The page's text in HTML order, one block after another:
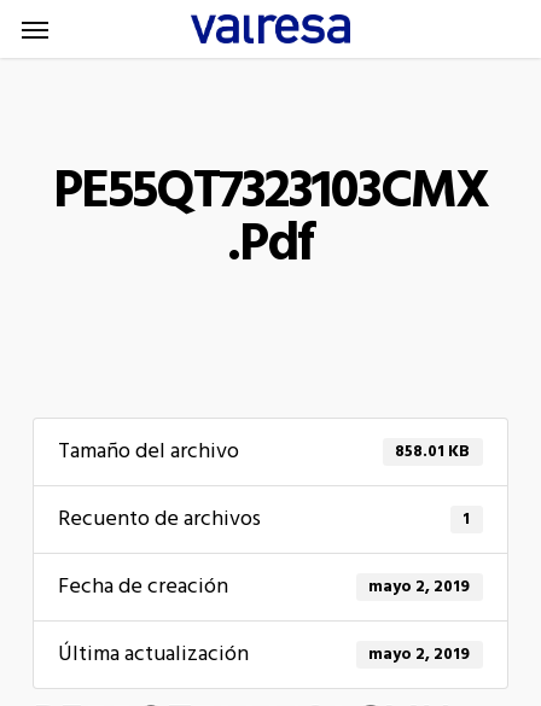
Skip
to
Menu
PE55QT7323103CMX
.pdf
Tamaño del archivo 858.01 KB
Recuento de archivos 1
Fecha de creación mayo 2, 2019
Última actualización mayo 2, 2019
Menu